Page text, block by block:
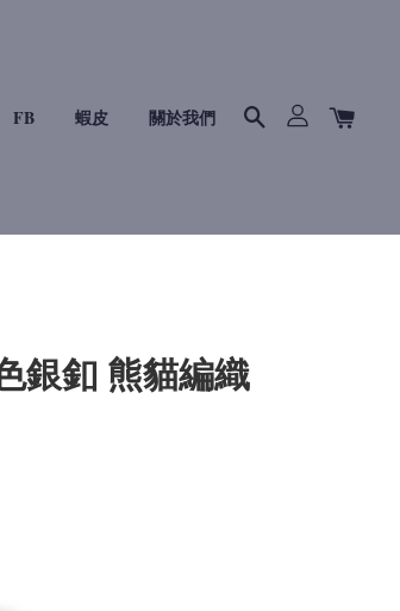
FB 蝦皮 關於我們
銀釦 熊貓編織